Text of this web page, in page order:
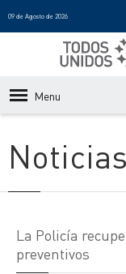
09 de Agosto de 2026
Menu
Noticias
La Policía
preventivos